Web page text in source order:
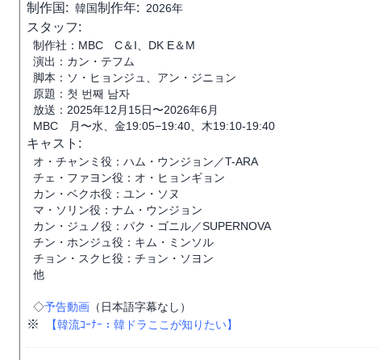
制作国: 韓国制作年: 2026年
スタッフ:
制作社：MBC C＆I、DK E＆M
演出：カン・テフム
脚本：ソ・ヒョンジュ、アン・ジニョン
原題：첫 번째 남자
放送：2025年12月15日〜2026年6月
MBC 月〜水、金19:05−19:40、木19:10-19:40
キャスト:
オ・チャンミ役：ハム・ウンジョン／T-ARA
チェ・ファヨン役：オ・ヒョンギョン
カン・ベクホ役：ユン・ソヌ
マ・ソリン役：ナム・ウンジョン
カン・ジュノ役：パク・ゴニル／SUPERNOVA
チン・ホンジュ役：キム・ミンソル
チョン・スクヒ役：チョン・ソヨン
他
◇予告動画 （日本語字幕なし）
※ 【韓流ｺｰﾅｰ：韓ドラここが知りたい】